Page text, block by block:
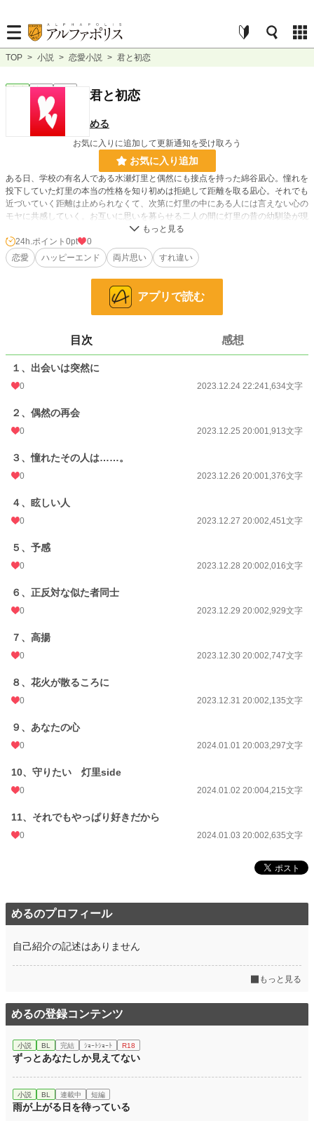
TOP > 小説 > 恋愛小説 > 君と初恋
完結 短編 君と初恋
める
お気に入りに追加して更新通知を受け取ろう
お気に入り追加
ある日、学校の有名人である水瀬灯里と偶然にも接点を持った綿谷凪心。憧れを
投下していた灯里の本当の性格を知り初めは拒絶して距離を取る凪心。それでも
近づいていく距離は止められなくて、次第に灯里の中にある人には言えない心の
モヤに共感していく。お互いに思いを募らせる二人の間に灯里の昔の幼馴染が現
れて……。正反対の二人が織りなすひと夏の初恋の物語。
小説 228,937 位 / 228,937 件
66,398 位 / 66,398 件
0 pt
文字数 27,348
更新日時
初回公開日時 2023.12.24 22:24
初回完結日時
週間ポイント 0 pt (228,937 位)
月間ポイント
年間ポイント 168 pt (129,397 位)
24h.ポイント 0pt
0
恋愛
ハッピーエンド 両片思い すれ違い
アプリで読む
目次 感想
１、出会いは突然に
0 2023.12.24 22:241,634文字
２、偶然の再会
0 2023.12.25 20:001,913文字
３、憧れたその人は……。
0 2023.12.26 20:001,376文字
４、眩しい人
0 2023.12.27 20:002,451文字
５、予感
0 2023.12.28 20:002,016文字
６、正反対な似た者同士
0 2023.12.29 20:002,929文字
７、高揚
0 2023.12.30 20:002,747文字
８、花火が散るころに
0 2023.12.31 20:002,135文字
９、あなたの心
0 2024.01.01 20:003,297文字
10、守りたい 灯里side
0 2024.01.02 20:004,215文字
11、それでもやっぱり好きだから
0 2024.01.03 20:002,635文字
めるのプロフィール
自己紹介の記述はありません
もっと見る
めるの登録コンテンツ
小説 BL 完結 ｼｮｰﾄｼｮｰﾄ R18
ずっとあなたしか見えてない
小説 BL 連載中 短編
雨が上がる日を待っている